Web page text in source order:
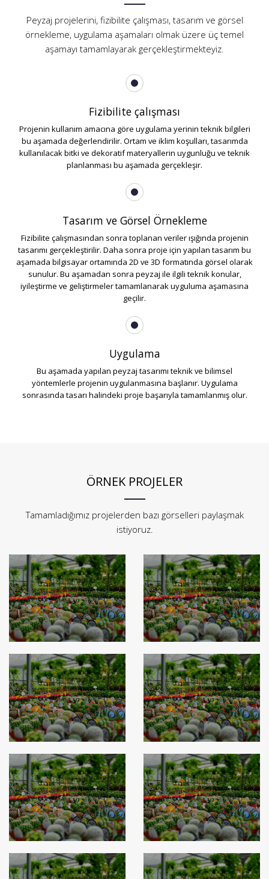
Peyzaj projelerini, fizibilite çalışması, tasarım ve görsel
örnekleme, uygulama aşamaları olmak üzere üç temel
aşamayı tamamlayarak gerçekleştirmekteyiz.
Fizibilite çalışması
Projenin kullanım amacına göre uygulama yerinin teknik bilgileri
bu aşamada değerlendirilir. Ortam ve iklim koşulları, tasarımda
kullanılacak bitki ve dekoratif materyallerin uygunluğu ve teknik
planlanması bu aşamada gerçekleşir.
Tasarım ve Görsel Örnekleme
Fizibilite çalışmasından sonra toplanan veriler ışığında projenin
tasarımı gerçekleştirilir. Daha sonra proje için yapılan tasarım bu
aşamada bilgisayar ortamında 2D ve 3D formatında görsel olarak
sunulur. Bu aşamadan sonra peyzaj ile ilgili teknik konular,
iyileştirme ve geliştirmeler tamamlanarak uyguluma aşamasına
geçilir.
Uygulama
Bu aşamada yapılan peyzaj tasarımı teknik ve bilimsel
yöntemlerle projenin uygulanmasına başlanır. Uygulama
sonrasında tasarı halindeki proje başarıyla tamamlanmış olur.
ÖRNEK PROJELER
Tamamladığımız projelerden bazı görselleri paylaşmak
istiyoruz.